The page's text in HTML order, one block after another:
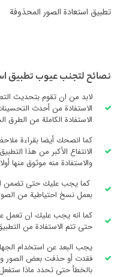
تطبيق استعادة الصور المحذوفة
نصائح لتجنب عيوب تطبيق
لابد من ان تقوم بتحديث
الاستفادة من أحدث
الاستفادة الكاملة من
كما انصحك أيضا بقراءة
الانتفاع الأكبر من هذا
والاستفادة منه موثوق منها أولا
كما يجب عليك حتى تضمن
بعمل نسخ احتياطية من الصور
كما انه يجب عليك ان تعمل
حتى تتم الاستفادة من
يجب البعد عن استخدام
فقدت أو حذفت بعض الصور
بالخطأ حتى تحدد ماذا ستفعل